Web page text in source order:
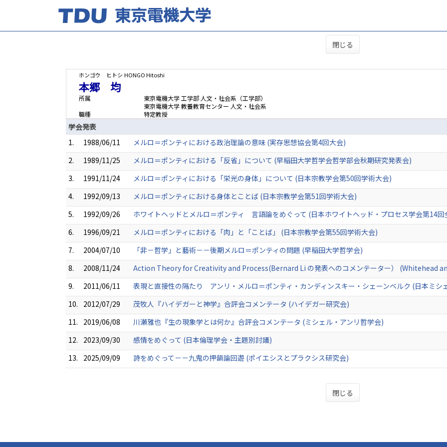
閉じる
ホンゴウ ヒトシ HONGO Hitoshi
本郷 均
所属
東京電機大学 工学部 人文・社会系（工学部）
東京電機大学 教養教育センター 人文・社会系
職種
特定教授
学会発表
1.
1988/06/11
メルロ＝ポンティにおける政治理論の意味 (実存思想協会第4回大会)
2.
1989/11/25
メルロ＝ポンティにおける「反省」について (早稲田大学哲学会哲学部会秋期研究発表会)
3.
1991/11/24
メルロ＝ポンティにおける「栄光の身体」について (日本宗教学会第50回学術大会)
4.
1992/09/13
メルロ＝ポンティにおける身体とことば (日本宗教学会第51回学術大会)
5.
1992/09/26
ホワイトヘッドとメルロ＝ポンティ 言語論をめぐって (日本ホワイトヘッド・プロセス学会第14回
6.
1996/09/21
メルロ＝ポンティにおける「肉」と「ことば」 (日本宗教学会第55回学術大会)
7.
2004/07/10
「非－哲学」と藝術－－後期メルロ＝ポンティの問題 (早稲田大学哲学会)
8.
2008/11/24
Action Theory for Creativity and Process(Bernard Li の発表へのコメンテーター） (Whitehead
9.
2011/06/11
表現と直接性の隔たり アンリ・メルロ＝ポンティ・カンディンスキー・シェーンベルク (日本ミシ
10.
2012/07/29
茂牧人『ハイデガーと神学』合評会コメンテータ (ハイデガー研究会)
11.
2019/06/08
川瀬雅也『生の現象学とは何か』合評会コメンテータ (ミシェル・アンリ哲学会)
12.
2023/09/30
感情をめぐって (日本倫理学会・主題別討議)
13.
2025/09/09 詩をめぐって－－九鬼の押韻論回遊 (ポイエシスとプラクシス研究会)
閉じる